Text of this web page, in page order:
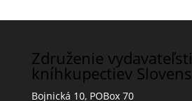
Združenie
kníhkupectiev
Bojnická 10, POBox 70